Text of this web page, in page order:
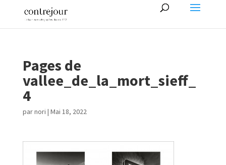
Pages de
vallee_de_la_mort_sieff_
4
parnori | Mai 18, 2022